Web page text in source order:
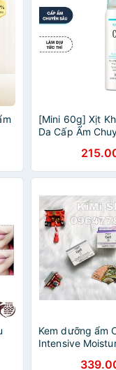
[Mini 60g] Xịt
Da Cấp Ẩm
Moisture Spray
Kem dưỡng ẩm
Intensive